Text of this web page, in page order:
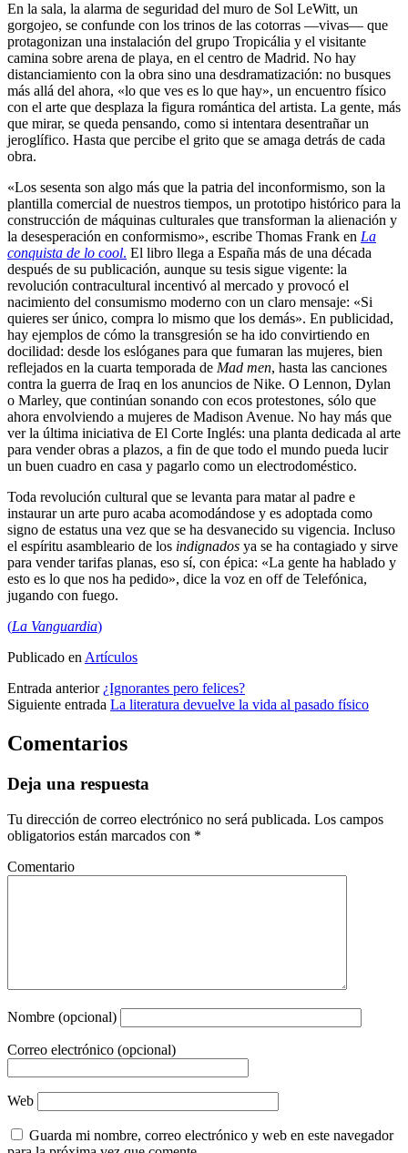
En la sala, la alarma de seguridad del muro de Sol LeWitt, un
gorgojeo, se confunde con los trinos de las cotorras —vivas— que
protagonizan una instalación del grupo Tropicália y el visitante
camina sobre arena de playa, en el centro de Madrid. No hay
distanciamiento con la obra sino una desdramatización: no busques
más allá del ahora, «lo que ves es lo que hay», un encuentro físico
con el arte que desplaza la figura romántica del artista. La gente, más
que mirar, se queda pensando, como si intentara desentrañar un
jeroglífico. Hasta que percibe el grito que se amaga detrás de cada
obra.
«Los sesenta son algo más que la patria del inconformismo, son la
plantilla comercial de nuestros tiempos, un prototipo histórico para la
construcción de máquinas culturales que transforman la alienación y
la desesperación en conformismo», escribe Thomas Frank en La
conquista de lo cool. El libro llega a España más de una década
después de su publicación, aunque su tesis sigue vigente: la
revolución contracultural incentivó al mercado y provocó el
nacimiento del consumismo moderno con un claro mensaje: «Si
quieres ser único, compra lo mismo que los demás». En publicidad,
hay ejemplos de cómo la transgresión se ha ido convirtiendo en
docilidad: desde los eslóganes para que fumaran las mujeres, bien
reflejados en la cuarta temporada de Mad men, hasta las canciones
contra la guerra de Iraq en los anuncios de Nike. O Lennon, Dylan
o Marley, que continúan sonando con ecos protestones, sólo que
ahora envolviendo a mujeres de Madison Avenue. No hay más que
ver la última iniciativa de El Corte Inglés: una planta dedicada al arte
para vender obras a plazos, a fin de que todo el mundo pueda lucir
un buen cuadro en casa y pagarlo como un electrodoméstico.
Toda revolución cultural que se levanta para matar al padre e
instaurar un arte puro acaba acomodándose y es adoptada como
signo de estatus una vez que se ha desvanecido su vigencia. Incluso
el espíritu asambleario de los indignados ya se ha contagiado y sirve
para vender tarifas planas, eso sí, con épica: «La gente ha hablado y
esto es lo que nos ha pedido», dice la voz en off de Telefónica,
jugando con fuego.
(La Vanguardia)
Publicado enArtículos
Entrada anterior ¿Ignorantes pero felices?
Siguiente entrada La literatura devuelve la vida al pasado físico
Comentarios
Deja una respuesta
Tu dirección de correo electrónico no será publicada. Los campos
obligatorios están marcados con *
Comentario
Nombre (opcional)
Correo electrónico (opcional)
Web
Guarda mi nombre, correo electrónico y web en este navegador